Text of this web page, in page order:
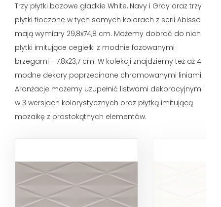
Trzy płytki bazowe gładkie White, Navy i Gray oraz trzy
płytki tłoczone w tych samych kolorach z serii Abisso
mają wymiary 29,8x74,8 cm. Możemy dobrać do nich
płytki imitujące cegiełki z modnie fazowanymi
brzegami - 7,8x23,7 cm. W kolekcji znajdziemy też aż 4
modne dekory poprzecinane chromowanymi liniami.
Aranżacje możemy uzupełnić listwami dekoracyjnymi
w 3 wersjach kolorystycznych oraz płytką imitującą
mozaikę z prostokątnych elementów.